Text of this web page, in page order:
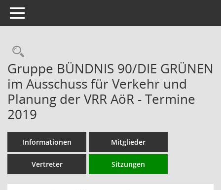
Toggle navigation
Rechercheauswahl
Gruppe BÜNDNIS 90/DIE GRÜNEN
im Ausschuss für Verkehr und
Planung der VRR AöR - Termine
2019
Informationen Mitglieder
Vertreter Sitzungen